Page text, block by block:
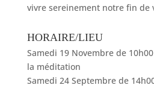
vivre sereinement notre fin de
HORAIRE/LIEU
Samedi 19 Novembre de
la méditation
Samedi 24 Septembre de